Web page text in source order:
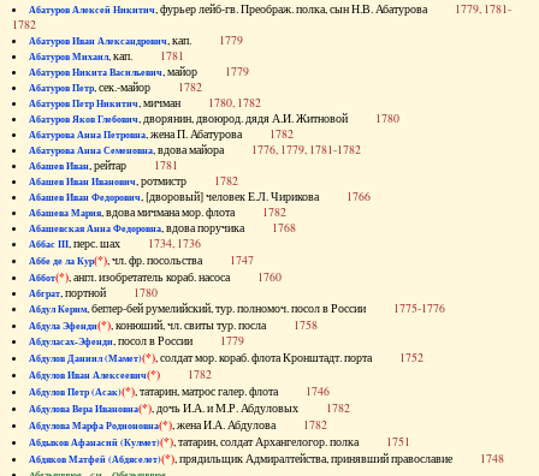
Абатуров Алексей Никитич, фурьер лейб-гв. Преображ. полка, сын Н.В. Абатурова 1779, 1781-
1782
Абатуров Иван Александрович, кап. 1779
Абатуров Михаил, кап. 1781
Абатуров Никита Васильевич, майор 1779
Абатуров Петр, сек.-майор 1782
Абатуров Петр Никитич, мичман 1780, 1782
Абатуров Яков Глебович, дворянин, двоюрод. дядя А.И. Житновой 1780
Абатурова Анна Петровна, жена П. Абатурова 1782
Абатурова Анна Семеновна, вдова майора 1776, 1779, 1781-1782
Абашев Иван, рейтар 1781
Абашев Иван Иванович, ротмистр 1782
Абашев Иван Федорович, [дворовый] человек Е.Л. Чирикова 1766
Абашева Мария, вдова мичмана мор. флота 1782
Абашевская Анна Федоровна, вдова поручика 1768
Аббас III, перс. шах 1734, 1736
Аббе де ла Кур(*), чл. фр. посольства 1747
Аббот(*), англ. изобретатель кораб. насоса 1760
Абграт, портной 1780
Абдул Керим, беглер-бей румелийский, тур. полномоч. посол в России 1775-1776
Абдула Эфенди(*), конюший, чл. свиты тур. посла 1758
Абдуласах-Эфенди, посол в России 1779
Абдулов Даниил (Мамет)(*), солдат мор. кораб. флота Кронштадт. порта 1752
Абдулов Иван Алексеевич(*) 1782
Абдулов Петр (Асак)(*), татарин, матрос галер. флота 1746
Абдулова Вера Ивановна(*), дочь И.А. и М.Р. Абдуловых 1782
Абдулова Марфа Родионовна(*), жена И.А. Абдулова 1782
Абдыков Афанасий (Кулмет)(*), татарин, солдат Архангелогор. полка 1751
Абдяков Матфей (Абдяселет)(*), прядильщик Адмиралтейства, принявший православие 1748